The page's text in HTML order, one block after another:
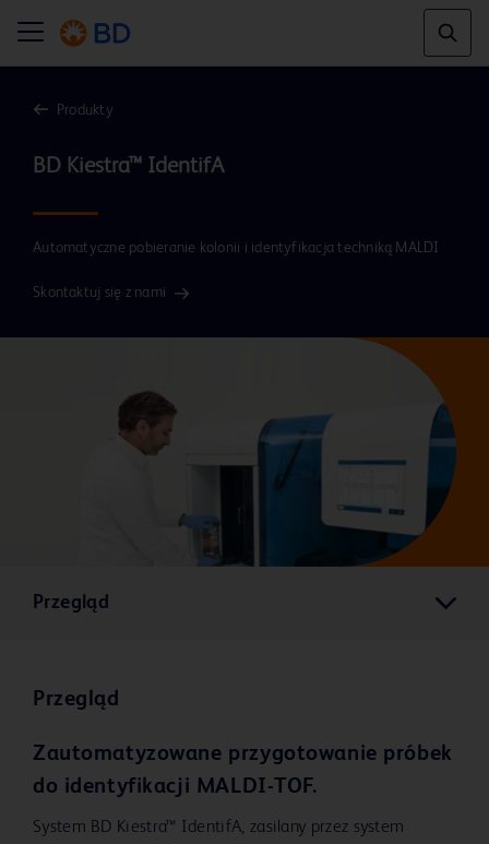
Produkty
BD Kiestra™ IdentifA
Automatyczne pobieranie kolonii i identyfikacja techniką MALDI
Skontaktuj się z nami
Przegląd
Przegląd
Zautomatyzowane przygotowanie próbek
do identyfikacji MALDI-TOF.
System BD Kiestra™ IdentifA, zasilany przez system